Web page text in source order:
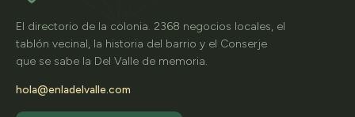
El directorio de la colonia. 2368 negocios locales, el
tablón vecinal, la historia del barrio y el Conserje
que se sabe la Del Valle de memoria.
hola@enladelvalle.com